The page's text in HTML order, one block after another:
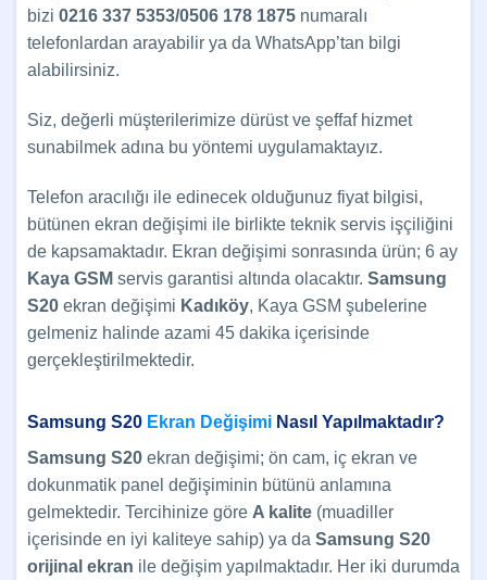
bizi 0216 337 5353/0506 178 1875 numaralı
telefonlardan arayabilir ya da WhatsApp’tan bilgi
alabilirsiniz.
Siz, değerli müşterilerimize dürüst ve şeffaf hizmet
sunabilmek adına bu yöntemi uygulamaktayız.
Telefon aracılığı ile edinecek olduğunuz fiyat bilgisi,
bütünen ekran değişimi ile birlikte teknik servis işçiliğini
de kapsamaktadır. Ekran değişimi sonrasında ürün; 6 ay
Kaya GSM servis garantisi altında olacaktır. Samsung
S20 ekran değişimi Kadıköy, Kaya GSM şubelerine
gelmeniz halinde azami 45 dakika içerisinde
gerçekleştirilmektedir.
Samsung S20 Ekran Değişimi Nasıl Yapılmaktadır?
Samsung S20 ekran değişimi; ön cam, iç ekran ve
dokunmatik panel değişiminin bütünü anlamına
gelmektedir. Tercihinize göre A kalite (muadiller
içerisinde en iyi kaliteye sahip) ya da Samsung S20
orijinal ekran ile değişim yapılmaktadır. Her iki durumda